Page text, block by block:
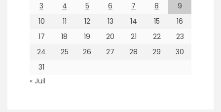
3
4 5 6 7 8
9
10
11 12 13 14 15
16
17
18 19 20 21 22
23
24
25 26 27 28 29
30
31
« Juil